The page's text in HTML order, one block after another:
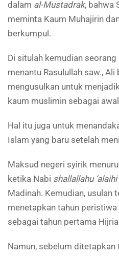
dalam al-Mustadrak, bahwa
meminta Kaum Muhajirin
berkumpul.
Di situlah kemudian
menantu Rasulullah saw., Ali
mengusulkan untuk
kaum muslimin sebagai
Hal itu juga untuk
Islam yang baru setelah
Maksud negeri syirik
ketika Nabi shallallahu
Madinah. Kemudian, usulan
menetapkan tahun
sebagai tahun pertama
Namun, sebelum ditetapkan